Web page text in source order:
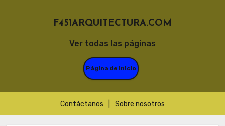
Ver todas las páginas
F451ARQUITECTURA.COM
Página de inicio
Contáctanos Sobre nosotros